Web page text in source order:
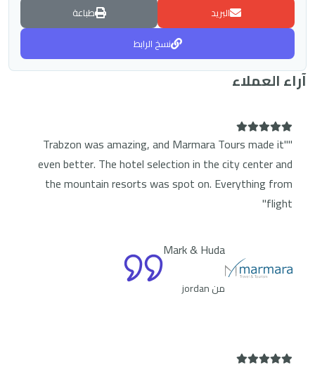
البريد
طباعة
نسخ الرابط
آراء العملاء
""Trabzon was amazing, and Marmara Tours made it
even better. The hotel selection in the city center and
the mountain resorts was spot on. Everything from
flight"
Mark & Huda
من jordan